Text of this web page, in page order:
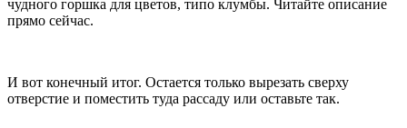
чудного горшка для цветов, типо клумбы. Читайте описание
прямо сейчас.
И вот конечный итог. Остается только вырезать сверху
отверстие и поместить туда рассаду или оставьте так.